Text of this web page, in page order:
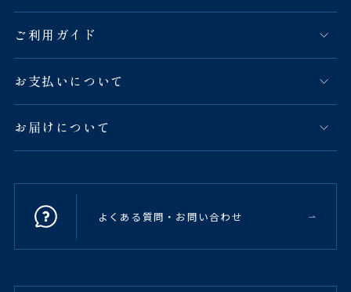
ご利用ガイド
お支払いについて
お届けについて
よくある質問・お問い合わせ